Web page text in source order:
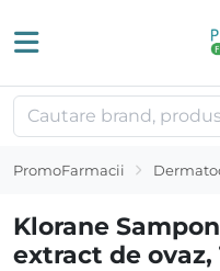
PromoFarmacii
Klorane
extract de ovaz,